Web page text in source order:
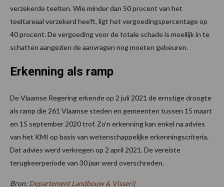
verzekerde teelten. Wie minder dan 50 procent van het
teeltareaal verzekerd heeft, ligt het vergoedingspercentage op
40 procent. De vergoeding voor de totale schade is moeilijk in te
schatten aangezien de aanvragen nog moeten gebeuren.
Erkenning als ramp
De Vlaamse Regering erkende op 2 juli 2021 de ernstige droogte
als ramp die 261 Vlaamse steden en gemeenten tussen 15 maart
en 15 september 2020 trof. Zo’n erkenning kan enkel na advies
van het KMI op basis van wetenschappelijke erkenningscriteria.
Dat advies werd verkregen op 2 april 2021. De vereiste
terugkeerperiode van 30 jaar werd overschreden.
Bron: Departement Landbouw & Visserij